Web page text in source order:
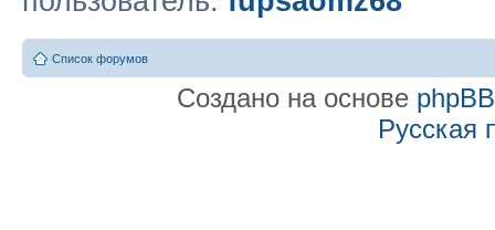
Список форумов
Создано на основе phpBB
Русская